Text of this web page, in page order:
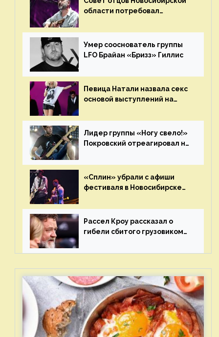
области потребовал
«Сплин»
Умер сооснователь группы
LFO Брайан «Бризз» Гиллис
Певица Натали назвала секс
основой выступлений на
Лидер группы «Ногу свело!»
Покровский отреагировал на
«Сплин» убрали с афиши
фестиваля в Новосибирске
отцов»
Рассел Кроу рассказал о
гибели сбитого грузовиком